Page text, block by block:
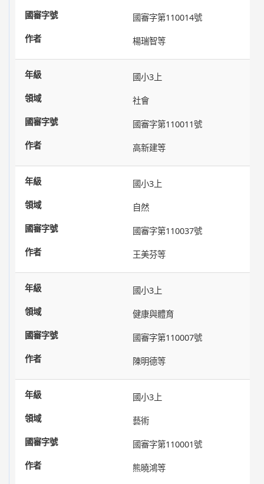
國審字第110014號
楊瑞智等
國小3上
社會
國審字第110011號
高新建等
國小3上
自然
國審字第110037號
王美芬等
國小3上
健康與體育
國審字第110007號
陳明德等
國小3上
藝術
國審字第110001號
熊曉鴻等